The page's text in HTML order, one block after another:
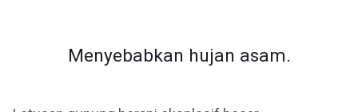
Menyebabkan hujan asam.